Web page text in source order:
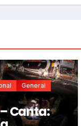
General
Canta: